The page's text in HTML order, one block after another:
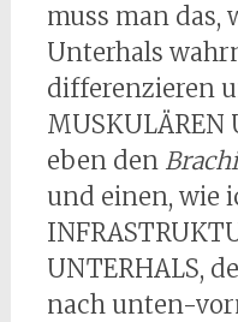
muss man das,
Unterhals
differenzieren
MUSKULÄREN
eben den
und einen, wie
UNTERHALS,
nach unten-